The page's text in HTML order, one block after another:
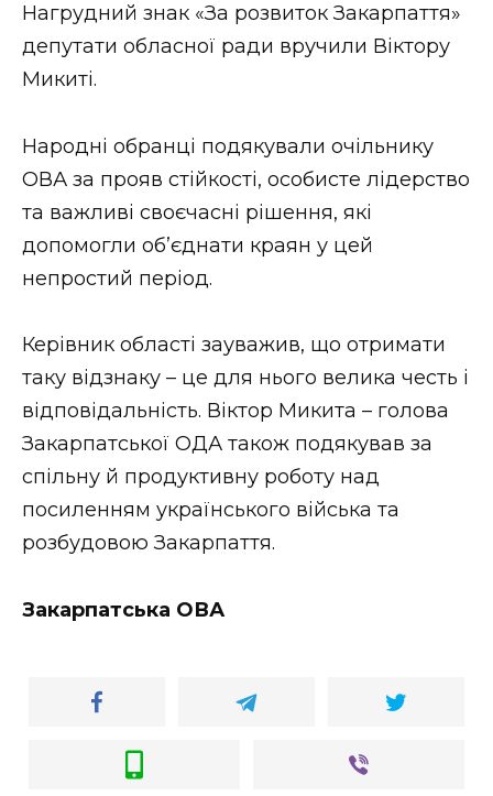
Втрачений Ужгород (відеоверсія)
ЗАКАРПАТСЬКІ НОВИНИ
НОВИНИ ЗАХІДНОЇ УКРАЇНИ
ФОТО
ВІДЕО
Нагрудний знак «За розвиток Закарпаття»
депутати обласної ради вручили Віктору
Микиті.
Народні обранці подякували очільнику
ОВА за прояв стійкості, особисте лідерство
та важливі своєчасні рішення, які
допомогли об’єднати краян у цей
непростий період.
Керівник області зауважив, що отримати
таку відзнаку – це для нього велика честь і
відповідальність. Віктор Микита – голова
Закарпатської ОДА також подякував за
спільну й продуктивну роботу над
посиленням українського війська та
розбудовою Закарпаття.
Закарпатська ОВА